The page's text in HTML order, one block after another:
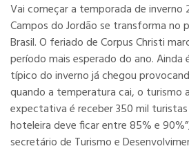
Vai começar a temporada de inverno
Campos do Jordão se transforma no
Brasil. O feriado de Corpus Christi
período mais esperado do ano.
típico do inverno já chegou
quando a temperatura cai, o turismo
expectativa é receber 350 mil
hoteleira deve ficar entre 85% e
secretário de Turismo e